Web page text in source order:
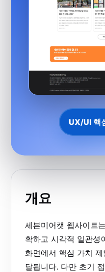
UX/UI 핵
개요
세븐미어캣 웹사이트
확하고 시각적 일관성
화면에서 핵심 가치
달됩니다. 다만 초기